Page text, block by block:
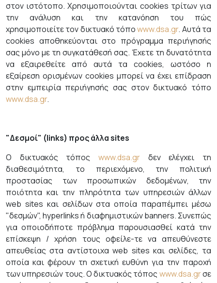
στον ιστότοπο. Χρησιμοποιούνται cookies τρίτων για
την ανάλυση και την κατανόηση του πώς
χρησιμοποιείτε τον δικτυακό τόποwww.dsa.gr. Αυτά τα
cookies αποθηκεύονται στο πρόγραμμα περιήγησής
σας μόνο με τη συγκατάθεσή σας. Έχετε τη δυνατότητα
να εξαιρεθείτε από αυτά τα cookies, ωστόσο η
εξαίρεση ορισμένων cookies μπορεί να έχει επίδραση
στην εμπειρία περιήγησής σας στον δικτυακό τόπο
www.dsa.gr.
"Δεσμοί" (links) προς άλλα sites
Ο δικτυακός τόπος www.dsa.gr δεν ελέγχει τη
διαθεσιμότητα, το περιεχόμενο, την πολιτική
προστασίας των προσωπικών δεδομένων, την
ποιότητα και την πληρότητα των υπηρεσιών άλλων
web sites και σελίδων στα οποία παραπέμπει μέσω
"δεσμών", hyperlinks ή διαφημιστικών banners. Συνεπώς
για οποιοδήποτε πρόβλημα παρουσιασθεί κατά την
επίσκεψη / χρήση τους οφείλε-τε να απευθύνεστε
απευθείας στα αντίστοιχα web sites και σελίδες, τα
οποία και φέρουν τη σχετική ευθύνη για την παροχή
των υπηρεσιών τους. Ο δικτυακός τόπος www.dsa.grσε